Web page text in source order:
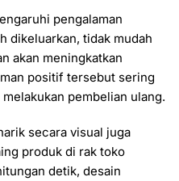
pengalaman
dikeluarkan, tidak mudah
akan meningkatkan
positif tersebut sering
pembelian ulang.
secara visual juga
produk di rak toko
detik, desain